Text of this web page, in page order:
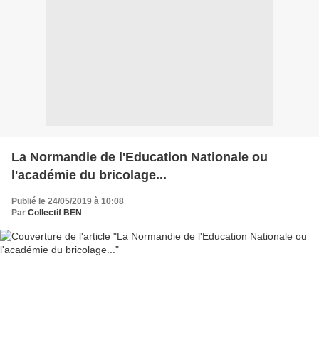
La Normandie de l'Education Nationale ou
l'académie du bricolage...
Publié le 24/05/2019 à 10:08
Par Collectif BEN